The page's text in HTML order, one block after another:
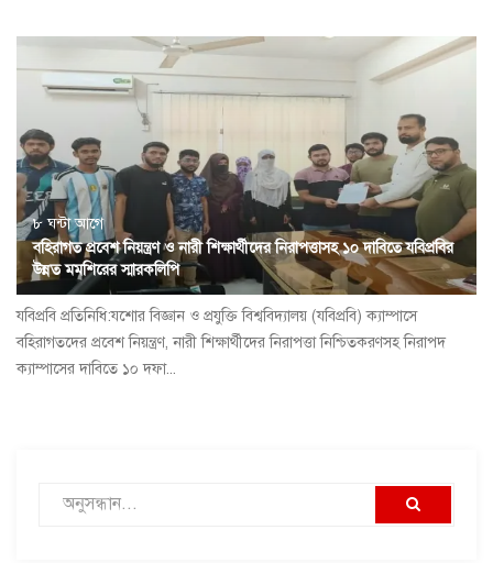
৮ ঘন্টা আগে
বহিরাগত প্রবেশ নিয়ন্ত্রণ ও নারী শিক্ষার্থীদের নিরাপত্তাসহ ১০ দাবিতে যবিপ্রবির
উন্নত মমশিরের স্মারকলিপি
যবিপ্রবি প্রতিনিধি:যশোর বিজ্ঞান ও প্রযুক্তি বিশ্ববিদ্যালয় (যবিপ্রবি) ক্যাম্পাসে
বহিরাগতদের প্রবেশ নিয়ন্ত্রণ, নারী শিক্ষার্থীদের নিরাপত্তা নিশ্চিতকরণসহ নিরাপদ
ক্যাম্পাসের দাবিতে ১০ দফা...